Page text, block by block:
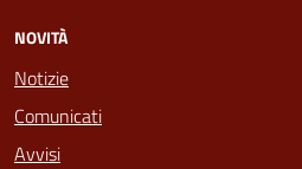
NOVITÀ
Notizie
Comunicati
Avvisi